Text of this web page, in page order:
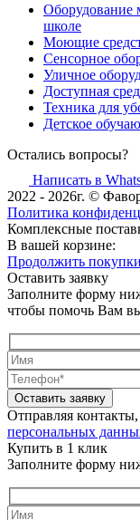
Оборудование
школе
Моющие
Сенсорное
Уличное
Доступная
Техника для
Детское
Остались вопросы?
Написать в
2022 - 2026г. ©
Политика
Комплексные
В вашей корзине:
Продолжить покупки
Оставить заявку
Заполните форму
чтобы помочь Вам
Оставить заявку
Отправляя
персональных
Купить в 1 клик
Заполните форму